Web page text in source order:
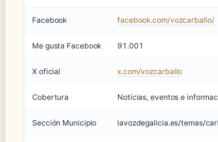
Facebook facebook.com/vozcarballo/
Me gusta Facebook 91.001
X oficial x.com/vozcarballo
Cobertura Noticias, eventos e
Sección Municipio lavozdegalicia.es/temas/